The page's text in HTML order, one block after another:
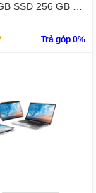
SSD 256 GB 1
x 1080)
Trả góp 0%